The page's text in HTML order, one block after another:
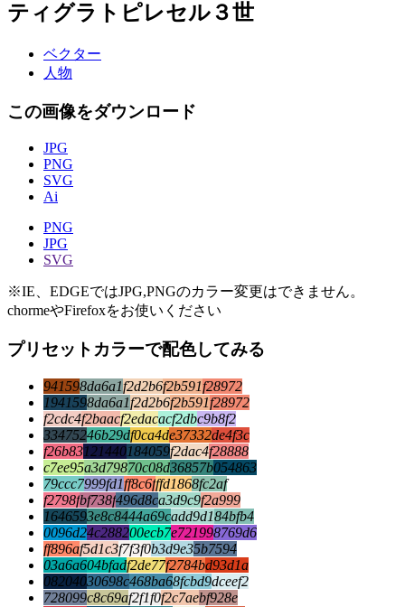
ティグラトピレセル３世
ベクター
人物
この画像をダウンロード
JPG
PNG
SVG
Ai
PNG
JPG
SVG
※IE、EDGEではJPG,PNGのカラー変更はできません。
chormeやFirefoxをお使いください
プリセットカラーで配色してみる
941598da6a1f2d2b6f2b591f28972
1941598da6a1f2d2b6f2b591f28972
f2cdc4f2baacf2edacacf2dbc9b8f2
33475246b29df0ca4de37332de4f3c
f26b83121440184059f2dac4f28888
c7ee95a3d79870c08d36857b054863
79ccc7999fd1ff8c6fffd1868fc2af
f2798fbf738f496d8ca3d9c9f2a999
1646593e8c8444a69cadd9d184bfb4
0096d24c288200ecb7e721998769d6
ff896af5d1c3f7f3f0b3d9e35b7594
03a6a604bfadf2de77f2784bd93d1a
08204030698c468ba68fcbd9dceef2
728099c8c69af2f1f0f2c7aebf928e